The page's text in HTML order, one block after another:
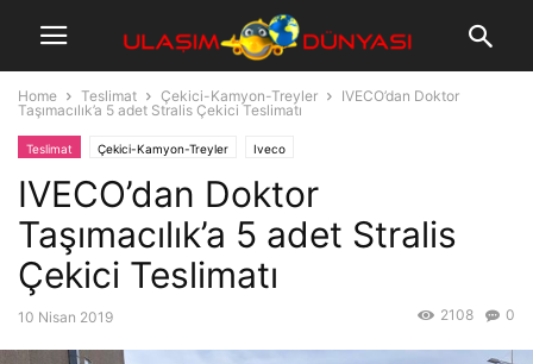
Home Teslimat Çekici-Kamyon-Treyler
IVECO’dan Doktor
Taşımacılık’a 5 adet Stralis Çekici Teslimatı
Teslimat Çekici-Kamyon-Treyler Iveco
IVECO’dan Doktor
Taşımacılık’a 5 adet Stralis
Çekici Teslimatı
10 Nisan 2019 0
2108